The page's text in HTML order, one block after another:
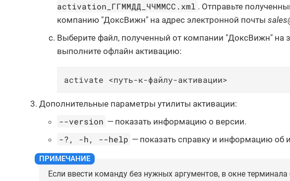
activation_ГГММДД_ЧЧММСС.xml . Отправьте
компанию "ДоксВижн" на адрес электронной почты
Выберите файл, полученный от компании "ДоксВижн" на
выполните офлайн активацию:
activate <путь-к-файлу-активации>
Дополнительные параметры утилиты активации:
--version — показать информацию о версии.
-?, -h, --help — показать справку и информацию об
Если ввести команду без нужных аргументов, в окне